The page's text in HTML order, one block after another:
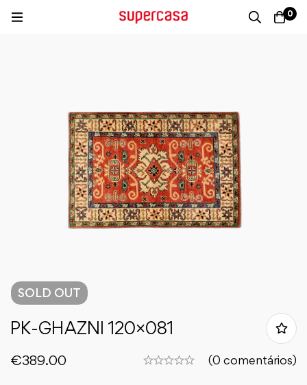
0
SOLD OUT
PK-GHAZNI 120×081
€389.00 (0 comentários)